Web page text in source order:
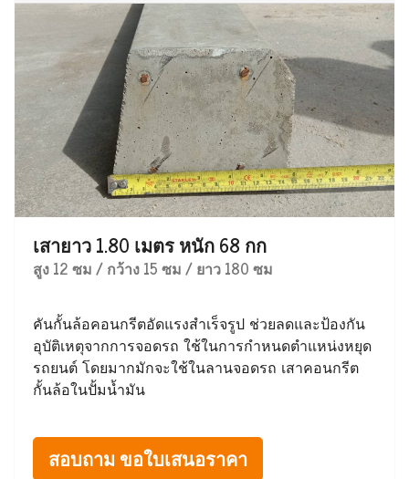
เสายาว 1.80 เมตร หนัก 68 กก
สูง 12 ซม / กว้าง 15 ซม / ยาว 180 ซม
คันกั้นล้อคอนกรีตอัดแรงสำเร็จรูป ช่วยลดและป้องกัน
อุบัติเหตุจากการจอดรถ ใช้ในการกำหนดตำแหน่งหยุด
รถยนต์ โดยมากมักจะใช้ในลานจอดรถ เสาคอนกรีต
กั้นล้อในปั้มน้ำมัน
สอบถาม ขอใบเสนอราคา